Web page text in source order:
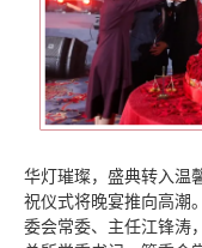
华灯璀璨，盛典转入温
祝仪式将晚宴推向高潮
委会常委、主任江锋涛